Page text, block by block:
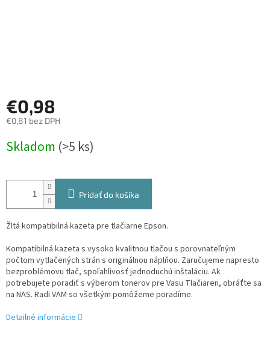
€0,98
€0,81 bez DPH
cena:
Skladom (>5 ks)
Pridať do košíka
Žltá kompatibilná kazeta pre tlačiarne Epson.
Kompatibilná kazeta s vysoko kvalitnou tlačou s porovnateľným
počtom vytlačených strán s originálnou náplňou. Zaručujeme napresto
bezproblémovu tlač, spoľahlivosť jednoduchú inštaláciu. Ak
potrebujete poradiť s výberom tonerov pre Vasu Tlačiaren, obráťte sa
na NAS. Radi VAM so všetkým pomôžeme poradíme.
Detailné informácie